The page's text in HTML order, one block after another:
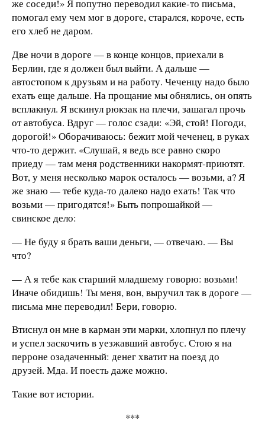
же соседи!» Я попутно переводил какие-то письма,
помогал ему чем мог в дороге, старался, короче, есть
его хлеб не даром.
Две ночи в дороге — в конце концов, приехали в
Берлин, где я должен был выйти. А дальше —
автостопом к друзьям и на работу. Чеченцу надо было
ехать еще дальше. На прощание мы обнялись, он опять
всплакнул. Я вскинул рюкзак на плечи, зашагал прочь
от автобуса. Вдруг — голос сзади: «Эй, стой! Погоди,
дорогой!» Оборачиваюсь: бежит мой чеченец, в руках
что-то держит. «Слушай, я ведь все равно скоро
приеду — там меня родственники накормят-приютят.
Вот, у меня несколько марок осталось — возьми, а? Я
же знаю — тебе куда-то далеко надо ехать! Так что
возьми — пригодятся!» Быть попрошайкой —
свинское дело:
— Не буду я брать ваши деньги, — отвечаю. — Вы
что?
— А я тебе как старший младшему говорю: возьми!
Иначе обидишь! Ты меня, вон, выручил так в дороге —
письма мне переводил! Бери, говорю.
Втиснул он мне в карман эти марки, хлопнул по плечу
и успел заскочить в уезжавший автобус. Стою я на
перроне озадаченный: денег хватит на поезд до
друзей. Мда. И поесть даже можно.
Такие вот истории.
***